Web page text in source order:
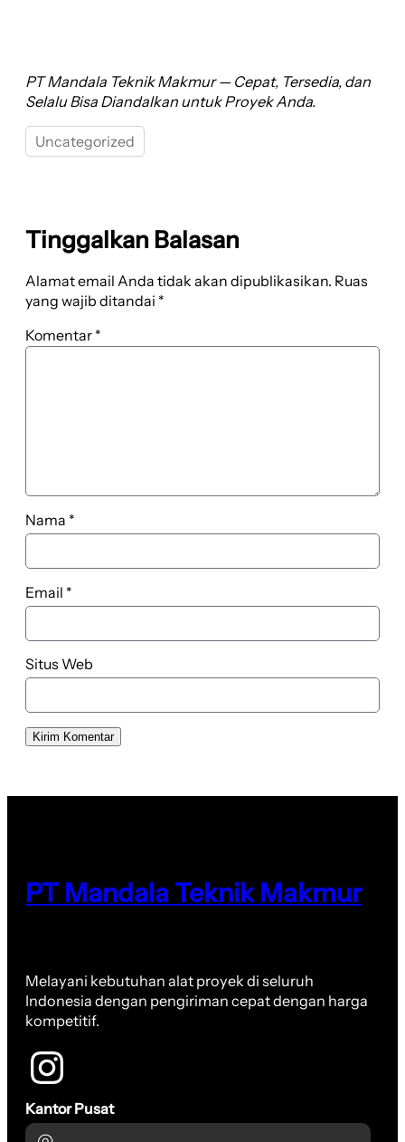
PT Mandala Teknik Makmur — Cepat, Tersedia, dan
Selalu Bisa Diandalkan untuk Proyek Anda.
Uncategorized
Tinggalkan Balasan
Alamat email Anda tidak akan dipublikasikan. Ruas
yang wajib ditandai *
Komentar *
Nama *
Email *
Situs Web
PT Mandala Teknik Makmur
Melayani kebutuhan alat proyek di seluruh
Indonesia dengan pengiriman cepat dengan harga
kompetitif.
Kantor Pusat